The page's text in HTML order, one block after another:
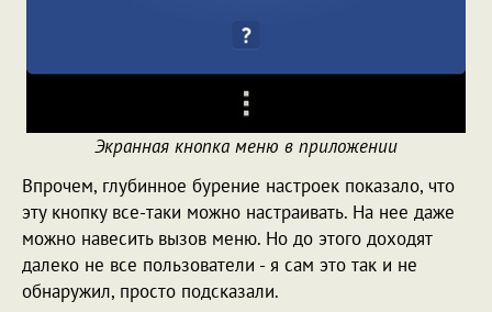
Экранная кнопка меню в приложении
Впрочем, глубинное бурение настроек показало, что
эту кнопку все-таки можно настраивать. На нее даже
можно навесить вызов меню. Но до этого доходят
далеко не все пользователи - я сам это так и не
обнаружил, просто подсказали.